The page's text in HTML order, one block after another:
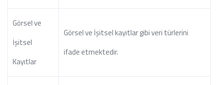
Görsel ve
İşitsel
Kayıtlar
Görsel ve İşitsel kayıtlar gibi veri türlerini
ifade etmektedir.